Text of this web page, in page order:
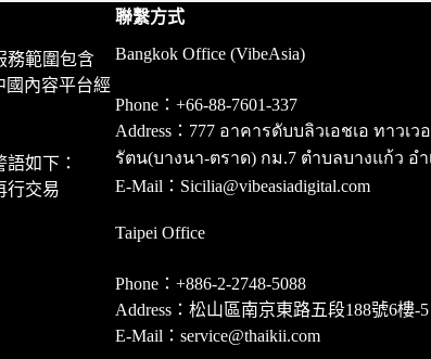
務範圍包含
國內容平台經
如下：
行交易
聯繫方式
Bangkok Office (VibeAsia)
Phone：+66-88-7601-337
Address：777 อาคารดับบลิวเอชเอ ทาว
รัตน(บางนา-ตราด) กม.7 ตำบลบางแก้ว อ
E-Mail：Sicilia@vibeasiadigital.com
Taipei Office
Phone：+886-2-2748-5088
Address：松山區南京東路五段188號6樓-5
E-Mail：service@thaikii.com